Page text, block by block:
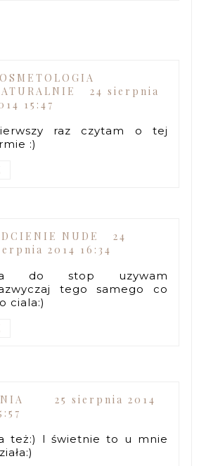
24 sierpnia
15:47
raz czytam o tej
:)
NUDE
24
2014 16:34
do stop uzywam
tego samego co
ciala:)
25 sierpnia 2014
też:) I świetnie to u mnie